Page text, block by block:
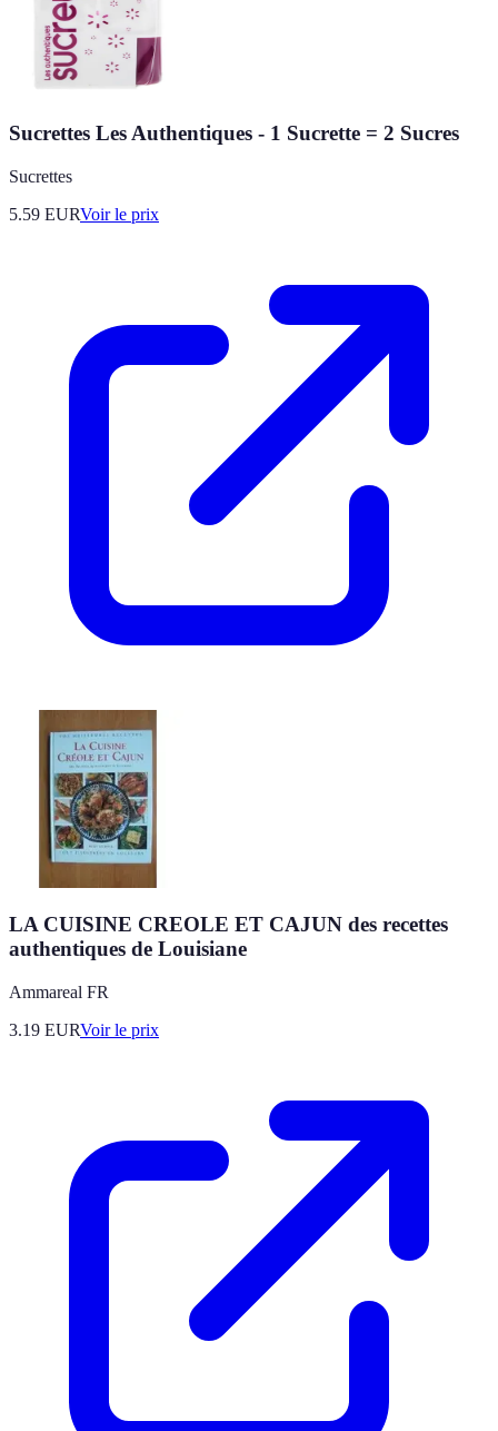
Sucrettes Les Authentiques - 1 Sucrette = 2 Sucres
Sucrettes
5.59 EURVoir le prix
LA CUISINE CREOLE ET CAJUN des recettes
authentiques de Louisiane
Ammareal FR
3.19 EURVoir le prix